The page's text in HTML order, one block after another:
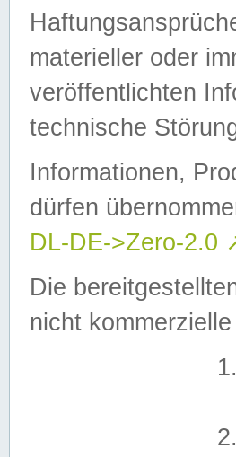
materieller oder
veröffentlichten
technische
Informationen,
dürfen
DL-DE->Zero-2.0
Die
nicht